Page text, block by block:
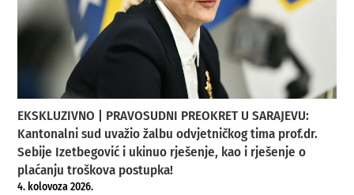
EKSKLUZIVNO | PRAVOSUDNI PREOKRET U SARAJEVU:
Kantonalni sud uvažio žalbu odvjetničkog tima prof.dr.
Sebije Izetbegović i ukinuo rješenje, kao i rješenje o
plaćanju troškova postupka!
4. kolovoza 2026.